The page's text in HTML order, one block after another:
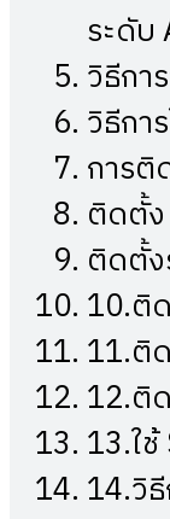
ระดับ
วิธีกา
วิธีกา
การติ
ติดตั้ง
ติดตั้ง
10.ติ
11.ติ
12.ติ
13.ใ
14.วิ